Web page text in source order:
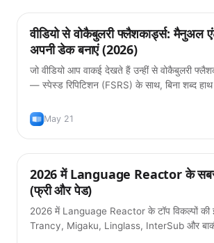
प्रोडक्ट
वीडियो से वोकैबुलरी फ्लैशकार्ड्स: मैनुअल
अपनी डेक बनाएं (2026)
जो वीडियो आप वाकई देखते हैं उन्हीं से वोकैबुलरी
— स्पेस्ड रिपिटिशन (FSRS) के साथ, बिना शब्द हाथ
May 21
टिप्स
2026 में Language Reactor के
(फ्री और पेड)
2026 में Language Reactor के टॉप विकल्पों की
Trancy, Migaku, Linglass, InterSub और